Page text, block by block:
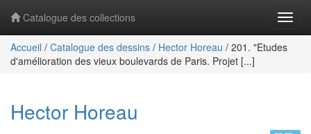
Catalogue des collections
Accueil / Catalogue des dessins / Hector Horeau / 201. "Etudes
d'amélioration des vieux boulevards de Paris. Projet [...]
Hector Horeau